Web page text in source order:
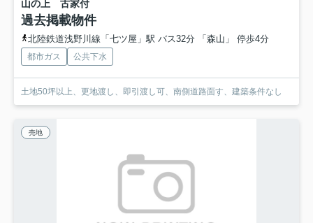
山の上 古家付
過去掲載物件
北陸鉄道浅野川線「七ツ屋」駅 バス32分 「森山」 停歩4分
都市ガス 公共下水
土地50坪以上、更地渡し、即引渡し可、南側道路面す、建築条件なし
売地